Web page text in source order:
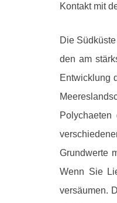
Kontakt mit
Die
den am
Entwicklung
Grundwerte
Wenn Sie
versäumen.